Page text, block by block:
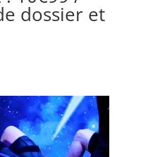
dossier et